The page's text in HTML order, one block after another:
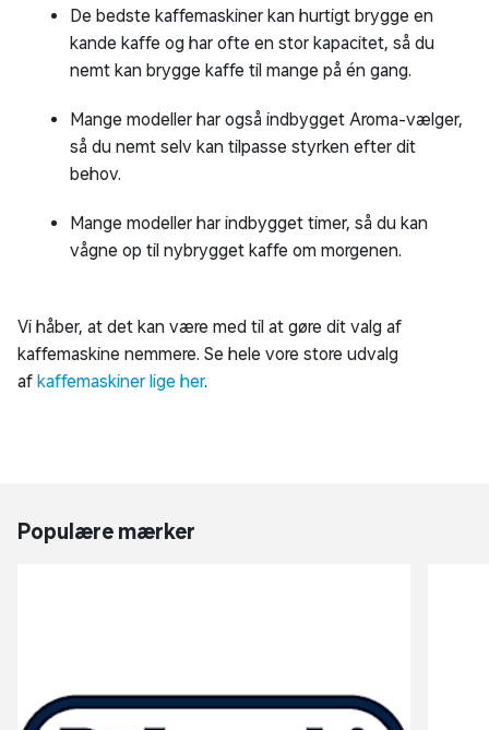
De bedste kaffemaskiner kan hurtigt brygge en
kande kaffe og har ofte en stor kapacitet, så du
nemt kan brygge kaffe til mange på én gang.
Mange modeller har også indbygget Aroma-vælger,
så du nemt selv kan tilpasse styrken efter dit
behov.
Mange modeller har indbygget timer, så du kan
vågne op til nybrygget kaffe om morgenen.
Vi håber, at det kan være med til at gøre dit valg af
kaffemaskine nemmere. Se hele vore store udvalg
af kaffemaskiner lige her.
Populære mærker